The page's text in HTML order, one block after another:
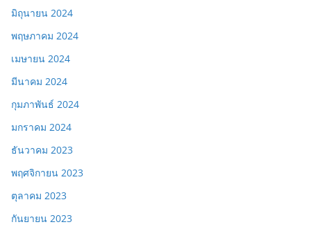
มิถุนายน 2024
พฤษภาคม 2024
เมษายน 2024
มีนาคม 2024
กุมภาพันธ์ 2024
มกราคม 2024
ธันวาคม 2023
พฤศจิกายน 2023
ตุลาคม 2023
กันยายน 2023